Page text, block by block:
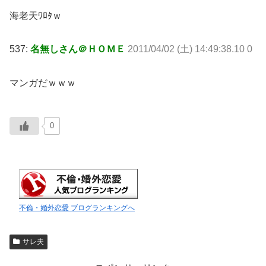
海老天ﾜﾛﾀｗ
537: 名無しさん＠ＨＯＭＥ 2011/04/02 (土) 14:49:38.10 0
マンガだｗｗｗ
0
不倫・婚外恋愛 ブログランキングへ
サレ夫